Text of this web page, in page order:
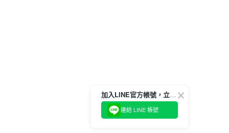
加入LINE官方帳號，立即獲得$100購物金!
連結 LINE 帳號